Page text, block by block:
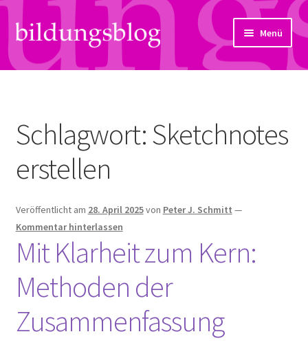
Zur
Navigation
springen
Zum
Inhalt
springen
Menü
Über uns
Links
Kontakt
Subjektiv
Bildungsreport
Hendriks Gedanken
Peps Gedanken
Schlagwort:Sketchnotes
erstellen
Veröffentlicht am 28. April 2025von Peter J. Schmitt —
Kommentar hinterlassen
Mit Klarheit zum Kern:
Methoden der
Zusammenfassung